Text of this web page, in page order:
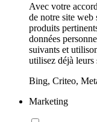
Avec votre
de notre site web
produits
données
suivants et
utilisez déjà leurs
Bing, Criteo,
Marketing